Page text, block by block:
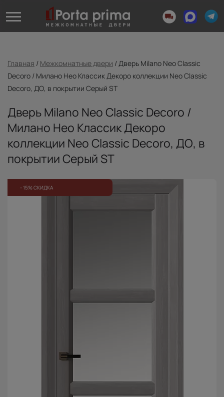
Главная / Межкомнатные двери /Дверь Milano Neo Classic
Decoro / Милано Нео Классик Декоро коллекции Neo Classic
Decoro, ДО, в покрытии Серый ST
Дверь Milano Neo Classic Decoro /
Милано Нео Классик Декоро
коллекции Neo Classic Decoro, ДО, в
покрытии Серый ST
- 15% СКИДКА